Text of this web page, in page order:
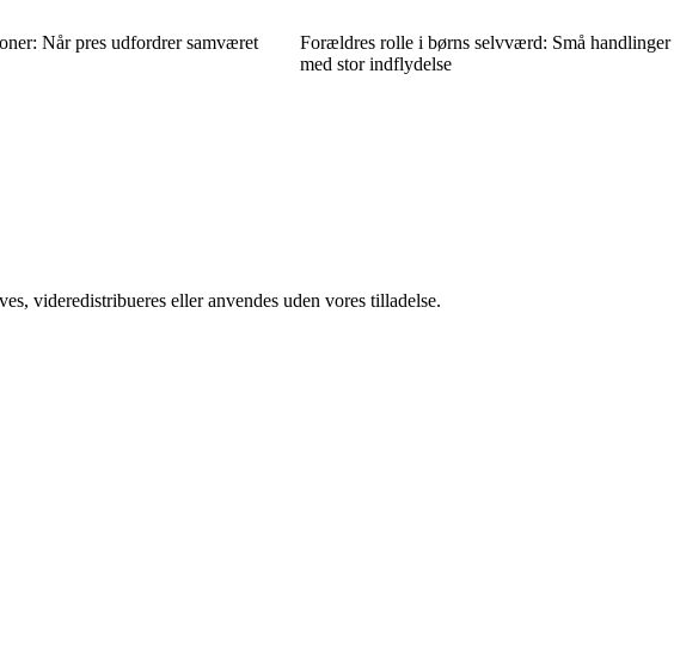
Når pres udfordrer samværet
Forældres rolle i børns selvværd: Små handlinger
med stor indflydelse
videredistribueres eller anvendes uden vores tilladelse.